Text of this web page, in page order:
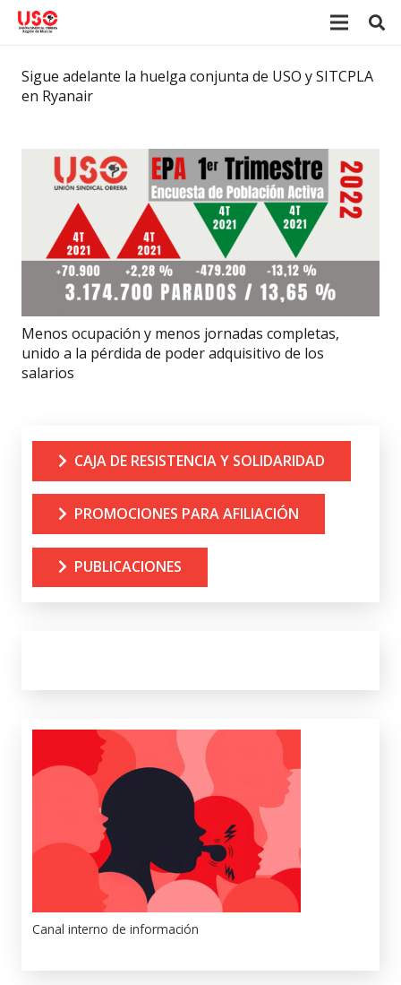
Sigue adelante la huelga conjunta de USO y SITCPLA
en Ryanair
Menos ocupación y menos jornadas completas,
unido a la pérdida de poder adquisitivo de los
salarios
CAJA DE RESISTENCIA Y SOLIDARIDAD
PROMOCIONES PARA AFILIACIÓN
PUBLICACIONES
Canal interno de información